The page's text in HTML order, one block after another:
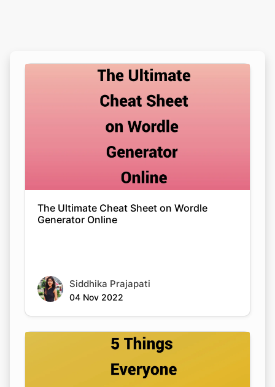
The Ultimate Cheat Sheet on Wordle
Generator Online
Siddhika Prajapati
04 Nov 2022